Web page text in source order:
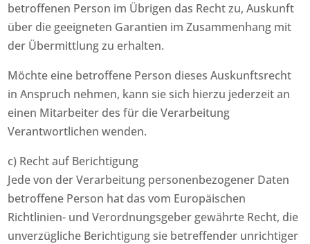
betroffenen Person im Übrigen das Recht zu, Auskunft
über die geeigneten Garantien im Zusammenhang mit
der Übermittlung zu erhalten.
Möchte eine betroffene Person dieses Auskunftsrecht
in Anspruch nehmen, kann sie sich hierzu jederzeit an
einen Mitarbeiter des für die Verarbeitung
Verantwortlichen wenden.
c) Recht auf Berichtigung
Jede von der Verarbeitung personenbezogener Daten
betroffene Person hat das vom Europäischen
Richtlinien- und Verordnungsgeber gewährte Recht, die
unverzügliche Berichtigung sie betreffender unrichtiger